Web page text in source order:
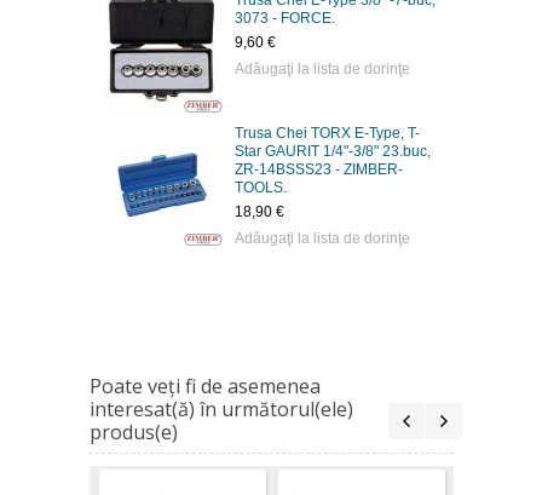
3073 - FORCE.
9,60 €
Adăugaţi la lista de dorinţe
Trusa Chei TORX E-Type, T-
Star GAURIT 1/4"-3/8" 23.buc,
ZR-14BSSS23 - ZIMBER-
TOOLS.
18,90 €
Adăugaţi la lista de dorinţe
Poate veţi fi de asemenea
interesat(ă) în următorul(ele)
produs(e)